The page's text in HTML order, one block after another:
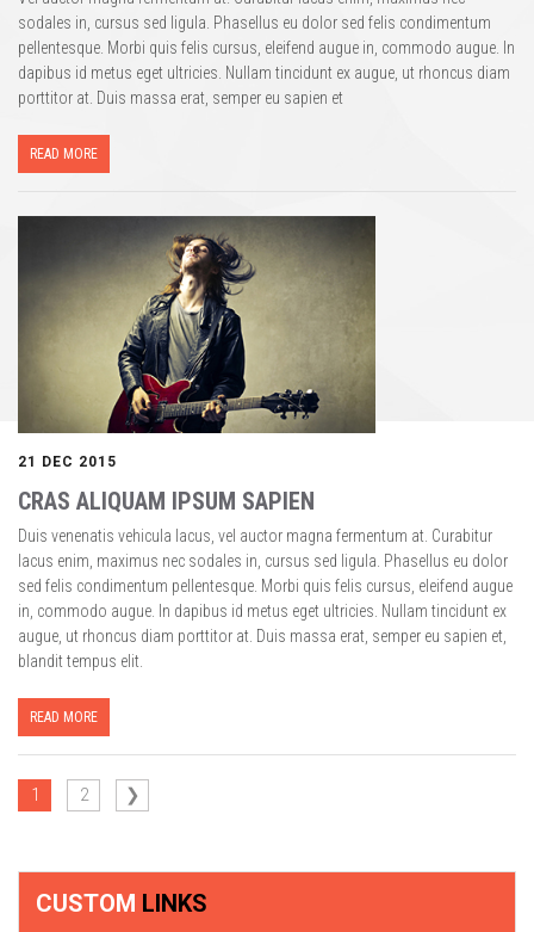
sodales in, cursus sed ligula. Phasellus eu dolor sed felis condimentum
pellentesque. Morbi quis felis cursus, eleifend augue in, commodo augue. In
dapibus id metus eget ultricies. Nullam tincidunt ex augue, ut rhoncus diam
porttitor at. Duis massa erat, semper eu sapien et
READ MORE
21 DEC 2015
CRAS ALIQUAM IPSUM SAPIEN
Duis venenatis vehicula lacus, vel auctor magna fermentum at. Curabitur
lacus enim, maximus nec sodales in, cursus sed ligula. Phasellus eu dolor
sed felis condimentum pellentesque. Morbi quis felis cursus, eleifend augue
in, commodo augue. In dapibus id metus eget ultricies. Nullam tincidunt ex
augue, ut rhoncus diam porttitor at. Duis massa erat, semper eu sapien et,
blandit tempus elit.
READ MORE
POSTS
1 2 ❯
CUSTOM LINKS